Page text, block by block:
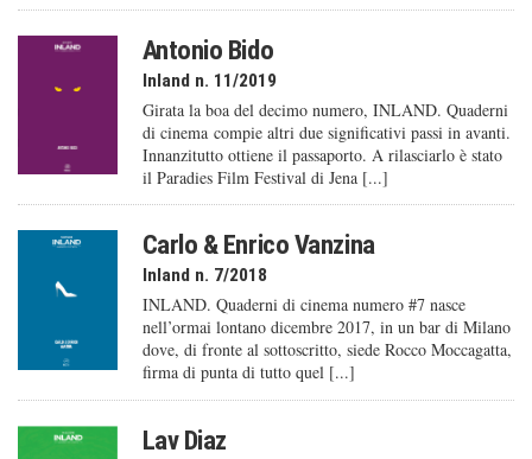
Antonio Bido
Inland n. 11/2019
Girata la boa del decimo numero, INLAND. Quaderni
di cinema compie altri due significativi passi in avanti.
Innanzitutto ottiene il passaporto. A rilasciarlo è stato
il Paradies Film Festival di Jena [...]
Carlo & Enrico Vanzina
Inland n. 7/2018
INLAND. Quaderni di cinema numero #7 nasce
nell’ormai lontano dicembre 2017, in un bar di Milano
dove, di fronte al sottoscritto, siede Rocco Moccagatta,
firma di punta di tutto quel [...]
Lav Diaz